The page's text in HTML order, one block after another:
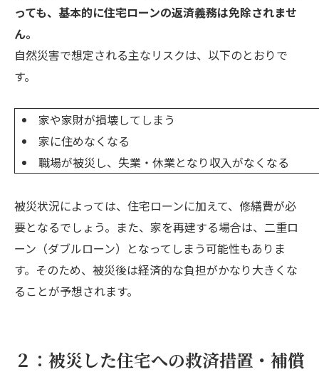
っても、基本的に住宅ローンの返済義務は免除されませ
ん。
自然災害で想定される主なリスクは、以下のとおりで
す。
家や家財が損壊してしまう
家に住めなくなる
職場が被災し、失業・休業となり収入がなくなる
被災状況によっては、住宅ローンに加えて、修繕費が必
要となるでしょう。また、家を再建する場合は、二重ロ
ーン（ダブルローン）となってしまう可能性もありま
す。そのため、被災後は経済的な負担がかなり大きくな
ることが予想されます。
２：被災した住宅への救済措置・補償